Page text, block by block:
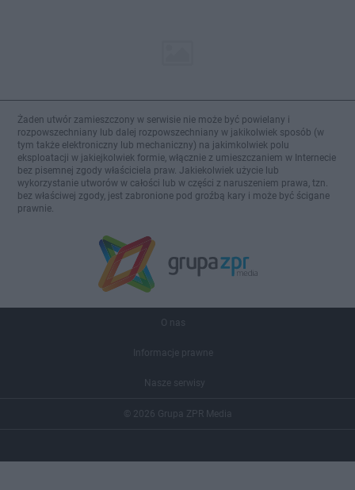
Żaden utwór zamieszczony w serwisie nie może być powielany i
rozpowszechniany lub dalej rozpowszechniany w jakikolwiek sposób (w
tym także elektroniczny lub mechaniczny) na jakimkolwiek polu
eksploatacji w jakiejkolwiek formie, włącznie z umieszczaniem w Internecie
bez pisemnej zgody właściciela praw. Jakiekolwiek użycie lub
wykorzystanie utworów w całości lub w części z naruszeniem prawa, tzn.
bez właściwej zgody, jest zabronione pod groźbą kary i może być ścigane
prawnie.
O nas
Informacje prawne
Nasze serwisy
© 2026 Grupa ZPR Media